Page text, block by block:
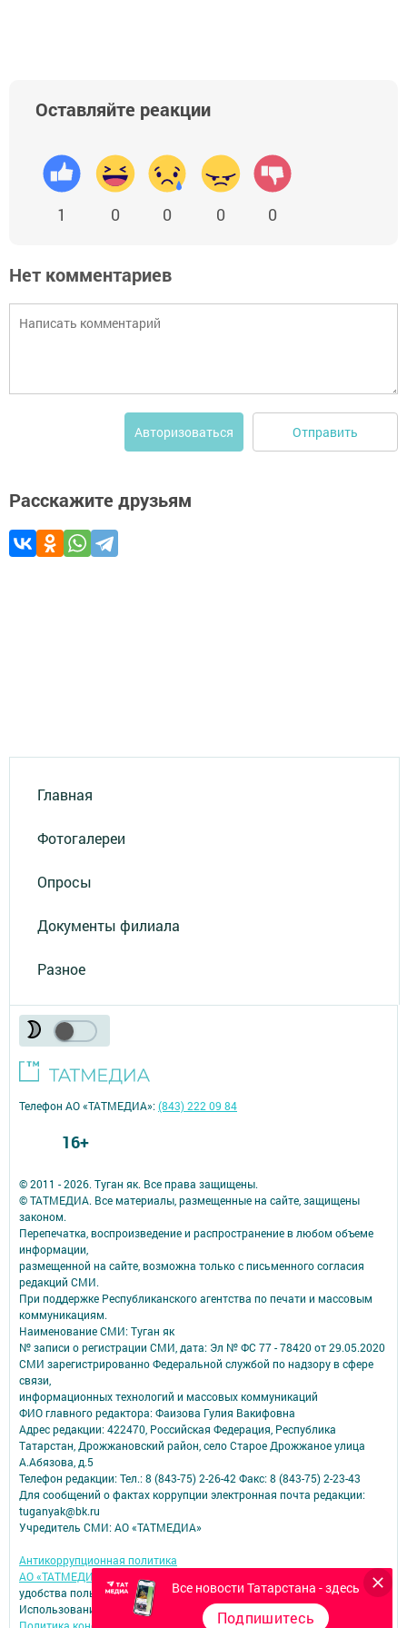
Оставляйте реакции
1 0 0 0 0
Нет комментариев
Авторизоваться Отправить
Расскажите друзьям
Главная
Фотогалереи
Опросы
Документы филиала
Разное
Все новости Татарстана - здесь
Подпишитесь
© 2011 - 2026. Туган як. Все права защищены.
© ТАТМЕДИА. Все материалы, размещенные на сайте, защищены
законом.
Перепечатка, воспроизведение и распространение в любом объеме
информации,
размещенной на сайте, возможна только с письменного согласия
редакций СМИ.
При поддержке Республиканского агентства по печати и массовым
коммуникациям.
Наименование СМИ: Туган як
№ записи о регистрации СМИ, дата: Эл № ФС 77 - 78420 от 29.05.2020
СМИ зарегистрированно Федеральной службой по надзору в сфере
связи,
информационных технологий и массовых коммуникаций
ФИО главного редактора: Фаизова Гулия Вакифовна
Адрес редакции: 422470, Российская Федерация, Республика
Татарстан, Дрожжановский район, село Старое Дрожжаное улица
А.Абязова, д.5
Телефон редакции: Тел.: 8 (843-75) 2-26-42 Факс: 8 (843-75) 2-23-43
Для сообщений о фактах коррупции электронная почта редакции:
tuganyak@bk.ru
Учредитель СМИ: АО «ТАТМЕДИА»
Антикоррупционная политика
АО «ТАТМЕДИА» использует «cookie»
для персонализации сервисов и
удобства пользователей сайтом.
Использование «cookie» можно отменить в настройках браузера.
Политика конфиденциальности
Телефон АО «ТАТМЕДИА»:(843) 222 09 84
16+